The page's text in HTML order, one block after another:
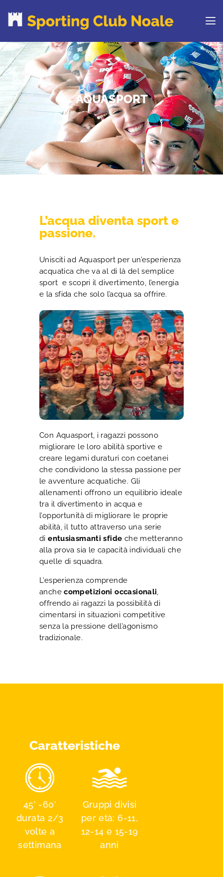
PROVA IL CLUB
CORSI
ORARI
CENTRI ESTIVI
NEWS DAL BLOG
CONTATTI
REGOLAMENTO
RINNOVA ONLINE
AQUASPORT
L’acqua diventa sport e
passione.
Unisciti ad Aquasport per un’esperienza
acquatica che va al di là del semplice
sport e scopri il divertimento, l’energia
e la sfida che solo l’acqua sa offrire.
Con Aquasport, i ragazzi possono
migliorare le loro abilità sportive e
creare legami duraturi con coetanei
che condividono la stessa passione per
le avventure acquatiche. Gli
allenamenti offrono un equilibrio ideale
tra il divertimento in acqua e
l’opportunità di migliorare le proprie
abilità, il tutto attraverso una serie
dientusiasmanti sfide che metteranno
alla prova sia le capacità individuali che
quelle di squadra.
L’esperienza comprende
anchecompetizioni occasionali
offrendo ai ragazzi la possibilità di
cimentarsi in situazioni competitive
senza la pressione dell’agonismo
tradizionale.
Caratteristiche
45′ -60′
durata 2/3
volte a
settimana
Gruppi divisi
per età: 6-11,
12-14 e 15-19
anni